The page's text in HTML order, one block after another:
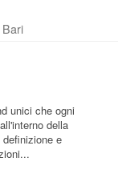
unici che ogni
all'interno della
e